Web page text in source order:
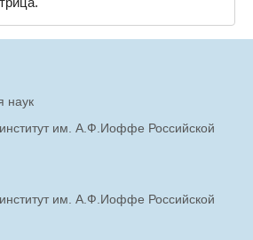
наук
им. А.Ф.Иоффе Российской
им. А.Ф.Иоффе Российской